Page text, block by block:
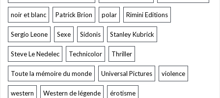
noir et blanc Patrick Brion polar Rimini Editions
Sergio Leone Sexe Sidonis Stanley Kubrick
Steve Le Nedelec Technicolor Thriller
Toute la mémoire du monde Universal Pictures violence
western Western de légende érotisme